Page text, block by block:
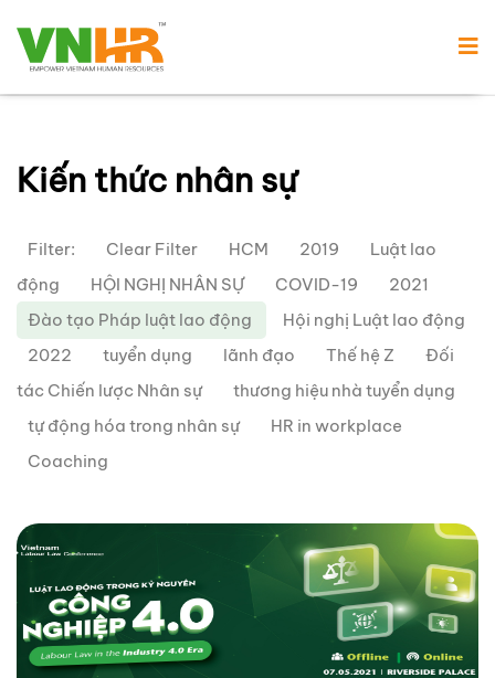
Kiến thức nhân sự
Filter: Clear Filter HCM 2019
Luật lao
động
HỘI NGHỊ NHÂN SỰ COVID-19
2021
Đào tạo Pháp luật lao động
Hội nghị Luật lao động
2022
tuyển dụng lãnh đạo Thế hệ Z
Đối
tác Chiến lược Nhân sự
thương hiệu nhà tuyển dụng
tự động hóa trong nhân sự
HR in workplace
Coaching